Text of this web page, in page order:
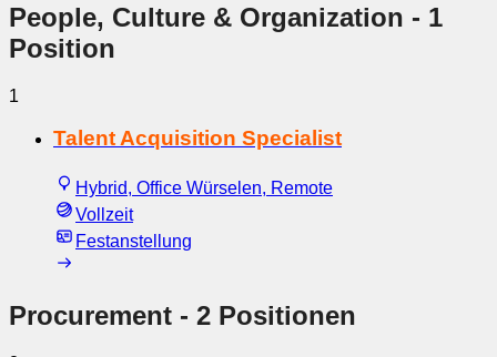
People, Culture & Organization - 1
Position
1
Talent Acquisition Specialist
Hybrid, Office Würselen, Remote
Vollzeit
Festanstellung
Procurement - 2 Positionen